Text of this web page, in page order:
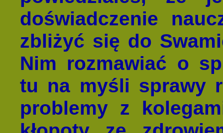
doświadczenie
zbliżyć się do
Nim rozmawiać o
tu na myśli sprawy
problemy z